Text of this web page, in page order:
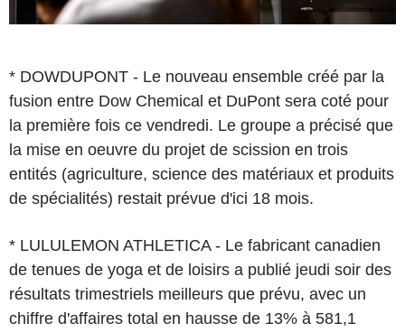
* DOWDUPONT - Le nouveau ensemble créé par la
fusion entre Dow Chemical et DuPont sera coté pour
la première fois ce vendredi. Le groupe a précisé que
la mise en oeuvre du projet de scission en trois
entités (agriculture, science des matériaux et produits
de spécialités) restait prévue d'ici 18 mois.
* LULULEMON ATHLETICA - Le fabricant canadien
de tenues de yoga et de loisirs a publié jeudi soir des
résultats trimestriels meilleurs que prévu, avec un
chiffre d'affaires total en hausse de 13% à 581,1